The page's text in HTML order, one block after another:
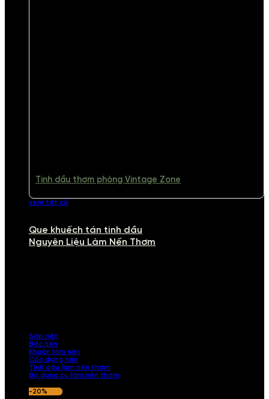
Tinh dầu thơm phòng Vintage Zone
xem tất cả
Que khuếch tán tinh dầu
Nguyên Liệu Làm Nến Thơm
Sáp nến
Bấc nến
Khuôn làm nến
Cốc đựng nến
Tinh dầu làm nến thơm
Bộ dụng cụ làm nến thơm
-20%